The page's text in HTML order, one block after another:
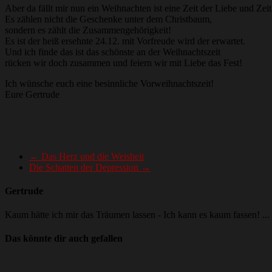
Aber da fällt mir nun ein Weihnachten ist eine Zeit der Liebe und
Es zählen nicht die Geschenke unter dem Christbaum,
sondern es zählt die Zusammengehörigkeit!
Es ist der heiß ersehnte 24.12. mit Vorfreude wird der erwartet.
Und ich finde das ist das schönste an der Weihnachtszeit
rücken wir doch zusammen und feiern wir mit Liebe das Fest!
Ich wünsche euch eine besinnliche Vorweihnachtszeit!
Eure Gertrude
← Das Herz und die Weisheit
Die Schatten der Depression →
Gertrude
Kaum hätte ich mir das Träumen lassen - Ich kann es kaum fassen! ...
Das könnte dir auch gefallen